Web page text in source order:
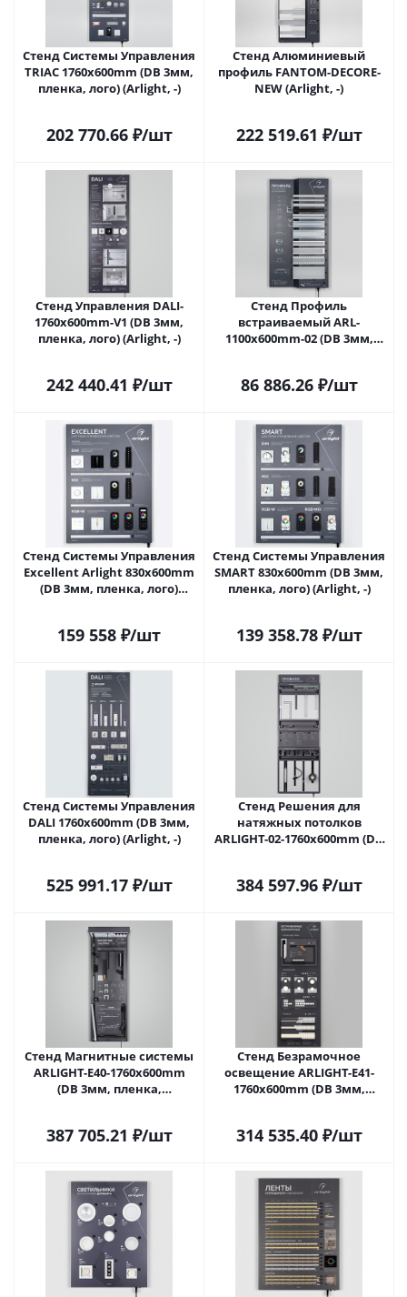
Стенд Системы Управления
TRIAC 1760x600mm (DB 3мм,
пленка, лого) (Arlight, -)
202 770.66₽/шт
Стенд Алюминиевый
профиль FANTOM-DECORE-
NEW (Arlight, -)
222 519.61 ₽/шт
Стенд Управления DALI-
1760х600mm-V1 (DB 3мм,
пленка, лого) (Arlight, -)
242 440.41 ₽/шт
Стенд Профиль
встраиваемый ARL-
1100x600mm-02 (DB 3мм,
86 886.26₽/шт
Стенд Системы Управления
Excellent Arlight 830x600mm
(DB 3мм, пленка, лого)
159 558 ₽/шт
Стенд Системы Управления
SMART 830x600mm (DB 3мм,
пленка, лого) (Arlight, -)
139 358.78₽/шт
Стенд Системы Управления
DALI 1760x600mm (DB 3мм,
пленка, лого) (Arlight, -)
525 991.17₽/шт
Стенд Решения для
натяжных потолков
ARLIGHT-02-1760x600mm (DB
384 597.96₽/шт
Стенд Магнитные системы
ARLIGHT-E40-1760х600mm
(DB 3мм, пленка,
387 705.21 ₽/шт
Стенд Безрамочное
освещение ARLIGHT-E41-
1760х600mm (DB 3мм,
314 535.40₽/шт